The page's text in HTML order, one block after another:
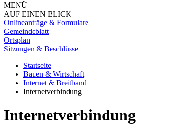
MENÜ
AUF EINEN BLICK
Onlineanträge & Formulare
Gemeindeblatt
Ortsplan
Sitzungen & Beschlüsse
Startseite
Bauen & Wirtschaft
Internet & Breitband
Internetverbindung
Internetverbindung